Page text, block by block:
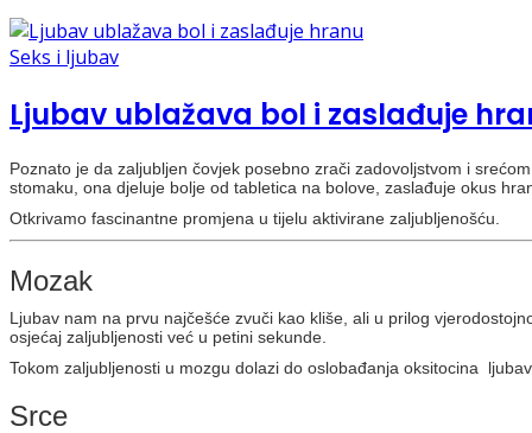
Seks i ljubav
Ljubav ublažava bol i zaslađuje
Poznato je da zaljubljen čovjek posebno zrači zadovoljstvom i
stomaku, ona djeluje bolje od tabletica na bolove, zaslađuje okus
Otkrivamo fascinantne promjena u tijelu aktivirane zaljubljenošću.
Mozak
Ljubav nam na prvu najčešće zvuči kao kliše, ali u prilog
osjećaj zaljubljenosti već u petini sekunde.
Tokom zaljubljenosti u mozgu dolazi do oslobađanja oksitocina
Srce